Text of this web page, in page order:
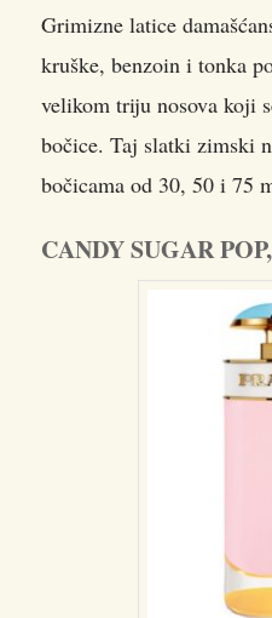
Grimizne latice
kruške, benzoin i tonka
velikom triju nosova koji
bočice. Taj slatki zimski
bočicama od 30, 50 i 75
CANDY SUGAR